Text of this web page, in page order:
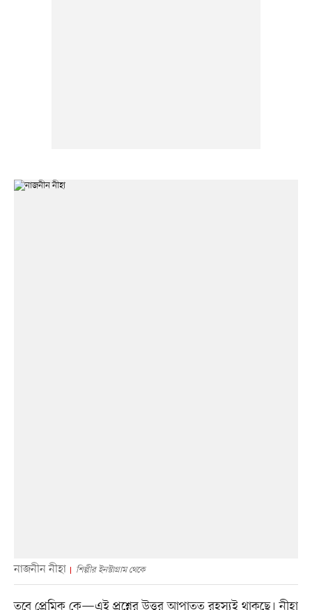
নাজনীন নীহা শিল্পীর ইনস্টাগ্রাম থেকে
তবে প্রেমিক কে—এই প্রশ্নের উত্তর আপাতত রহস্যই থাকছে। নীহা